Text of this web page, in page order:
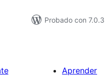
Probado con 7.0.3
Aprender